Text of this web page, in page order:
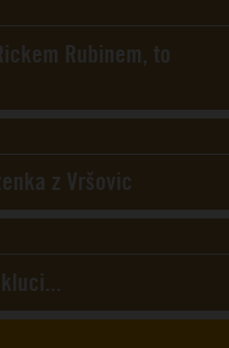
Rubinem, to
z Vršovic